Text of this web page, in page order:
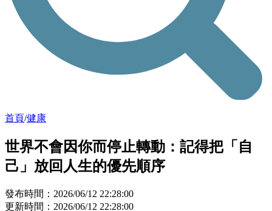
首頁/健康
世界不會因你而停止轉動：記得把「自
己」放回人生的優先順序
發布時間：2026/06/12 22:28:00
更新時間：2026/06/12 22:28:00